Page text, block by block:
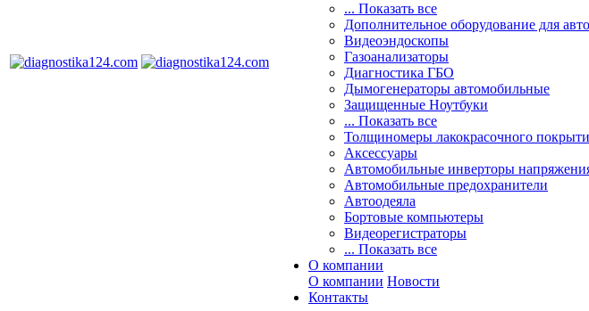
... Показать все
Дополнительное оборудование для авто
Видеоэндоскопы
Газоанализаторы
Диагностика ГБО
Дымогенераторы автомобильные
Защищенные Ноутбуки
... Показать все
Толщиномеры лакокрасочного
Аксессуары
Автомобильные инверторы
Автомобильные предохранители
Автоодеяла
Бортовые компьютеры
Видеорегистраторы
... Показать все
О компании
О компании Новости
Контакты